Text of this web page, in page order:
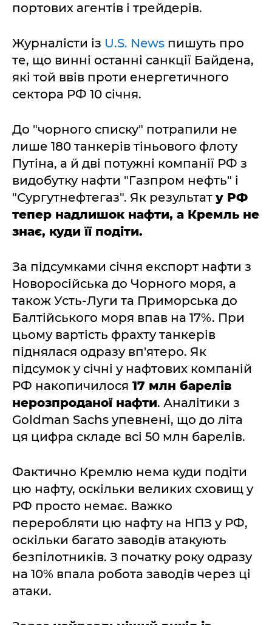
портових агентів і трейдерів.
Журналісти із U.S. News пишуть про
те, що винні останні санкції Байдена,
які той ввів проти енергетичного
сектора РФ 10 січня.
До "чорного списку" потрапили не
лише 180 танкерів тіньового флоту
Путіна, а й дві потужні компанії РФ з
видобутку нафти "Газпром нефть" і
"Сургутнефтегаз". Як результат у РФ
тепер надлишок нафти, а Кремль не
знає, куди її подіти.
За підсумками січня експорт нафти з
Новоросійська до Чорного моря, а
також Усть-Луги та Приморська до
Балтійського моря впав на 17%. При
цьому вартість фрахту танкерів
піднялася одразу вп'ятеро. Як
підсумок у січні у нафтових компаній
РФ накопичилося 17 млн барелів
нерозпроданої нафти. Аналітики з
Goldman Sachs упевнені, що до літа
ця цифра складе всі 50 млн барелів.
Фактично Кремлю нема куди подіти
цю нафту, оскільки великих сховищ у
РФ просто немає. Важко
переробляти цю нафту на НПЗ у РФ,
оскільки багато заводів атакують
безпілотників. З початку року одразу
на 10% впала робота заводів через ці
атаки.